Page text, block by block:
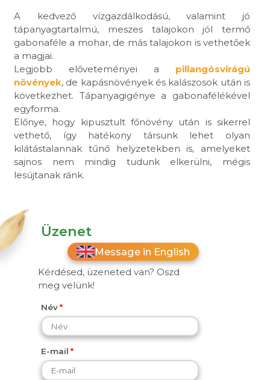
A kedvező vízgazdálkodású, valamint jó
tápanyagtartalmú, meszes talajokon jól termő
gabonaféle a mohar, de más talajokon is vethetőek
a magjai.
Legjobb előveteményei a pillangósvirágú
növények, de kapásnövények és kalászosok után is
következhet. Tápanyagigénye a gabonafélékével
egyforma.
Előnye, hogy kipusztult főnövény után is sikerrel
vethető, így hatékony társunk lehet olyan
kilátástalannak tűnő helyzetekben is, amelyeket
sajnos nem mindig tudunk elkerülni, mégis
lesújtanak ránk.
Üzenet
Message in English
Kérdésed, üzeneted van? Oszd
meg velünk!
Név
E-mail